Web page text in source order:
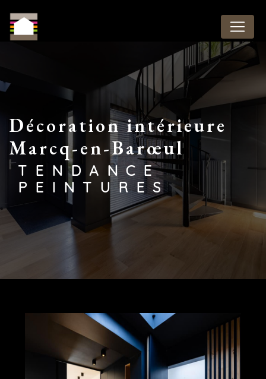
décoration intérieure
Marcq-en-Barœul
TENDANCE
PEINTURES